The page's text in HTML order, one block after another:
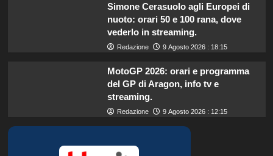
Simone Cerasuolo agli Europei di
nuoto: orari 50 e 100 rana, dove
vederlo in streaming.
Redazione 9 Agosto 2026 : 18:15
MotoGP 2026: orari e programma
del GP di Aragon, info tv e
streaming.
Redazione 9 Agosto 2026 : 12:15